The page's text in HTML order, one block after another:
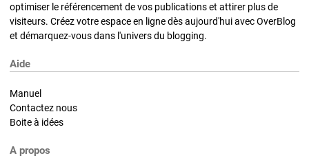
optimiser le référencement de vos publications et attirer plus de
visiteurs. Créez votre espace en ligne dès aujourd'hui avec OverBlog
et démarquez-vous dans l'univers du blogging.
Aide
Manuel
Contactez nous
Boite à idées
A propos